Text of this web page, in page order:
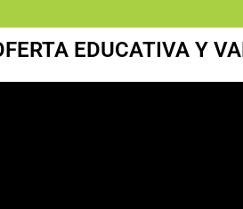
EDUCATIVA Y